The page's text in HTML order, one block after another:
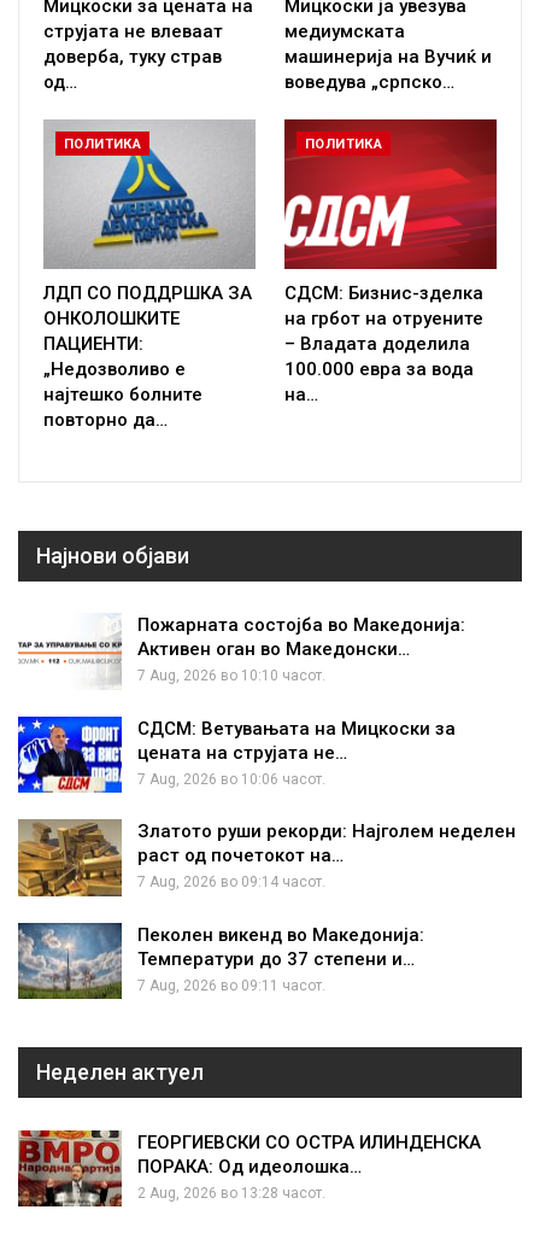
Мицкоски за цената на
струјата не влеваат
доверба, туку страв
од…
Мицкоски ја увезува
медиумската
машинерија на Вучиќ и
воведува „српско…
ПОЛИТИКА
ЛДП СО ПОДДРШКА ЗА
ОНКОЛОШКИТЕ
ПАЦИЕНТИ:
„Недозволиво е
најтешко болните
повторно да…
ПОЛИТИКА
СДСМ: Бизнис-зделка
на грбот на отруените
– Владата доделила
100.000 евра за вода
на…
Најнови објави
Пожарната состојба во Македонија:
Активен оган во Македонски…
7 Aug, 2026 во 10:10 часот.
СДСМ: Ветувањата на Мицкоски за
цената на струјата не…
7 Aug, 2026 во 10:06 часот.
Златото руши рекорди: Најголем неделен
раст од почетокот на…
7 Aug, 2026 во 09:14 часот.
Пеколен викенд во Македонија:
Температури до 37 степени и…
7 Aug, 2026 во 09:11 часот.
Неделен актуел
ГЕОРГИЕВСКИ СО ОСТРА ИЛИНДЕНСКА
ПОРАКА: Од идеолошка…
2 Aug, 2026 во 13:28 часот.